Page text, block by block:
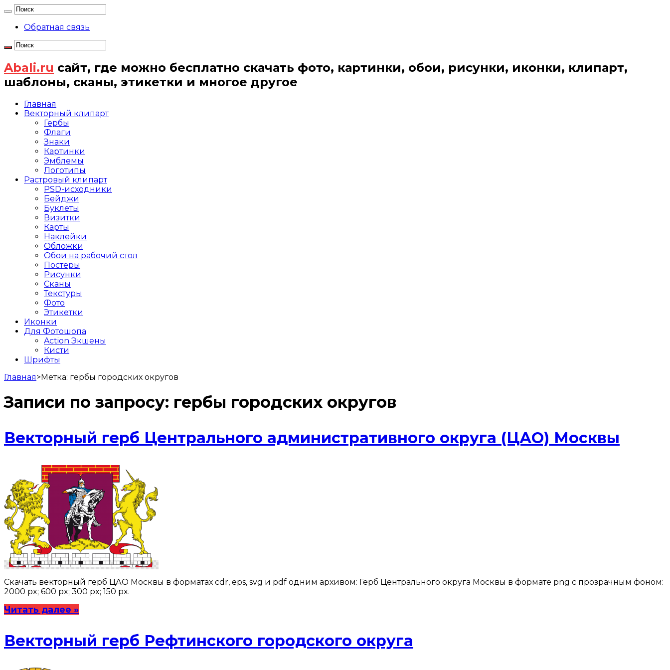
Обратная связь
Abali.ru сайт, где можно бесплатно скачать фото, картинки, обои, рисунки, иконки, клипарт,
шаблоны, сканы, этикетки и многое другое
Главная
Векторный клипарт
Гербы
Флаги
Знаки
Картинки
Эмблемы
Логотипы
Растровый клипарт
PSD-исходники
Бейджи
Буклеты
Визитки
Карты
Наклейки
Обложки
Обои на рабочий стол
Постеры
Рисунки
Сканы
Текстуры
Фото
Этикетки
Иконки
Для Фотошопа
Action Экшены
Кисти
Шрифты
Главная>Метка: гербы городских округов
Записи по запросу: гербы городских округов
Векторный герб Центрального административного округа (ЦАО) Москвы
Скачать векторный герб ЦАО Москвы в форматах cdr, eps, svg и pdf одним архивом: Герб Центрального округа Москвы в формате png с прозрачным фоном:
2000 px; 600 px; 300 px; 150 px.
Читать далее »
Векторный герб Рефтинского городского округа